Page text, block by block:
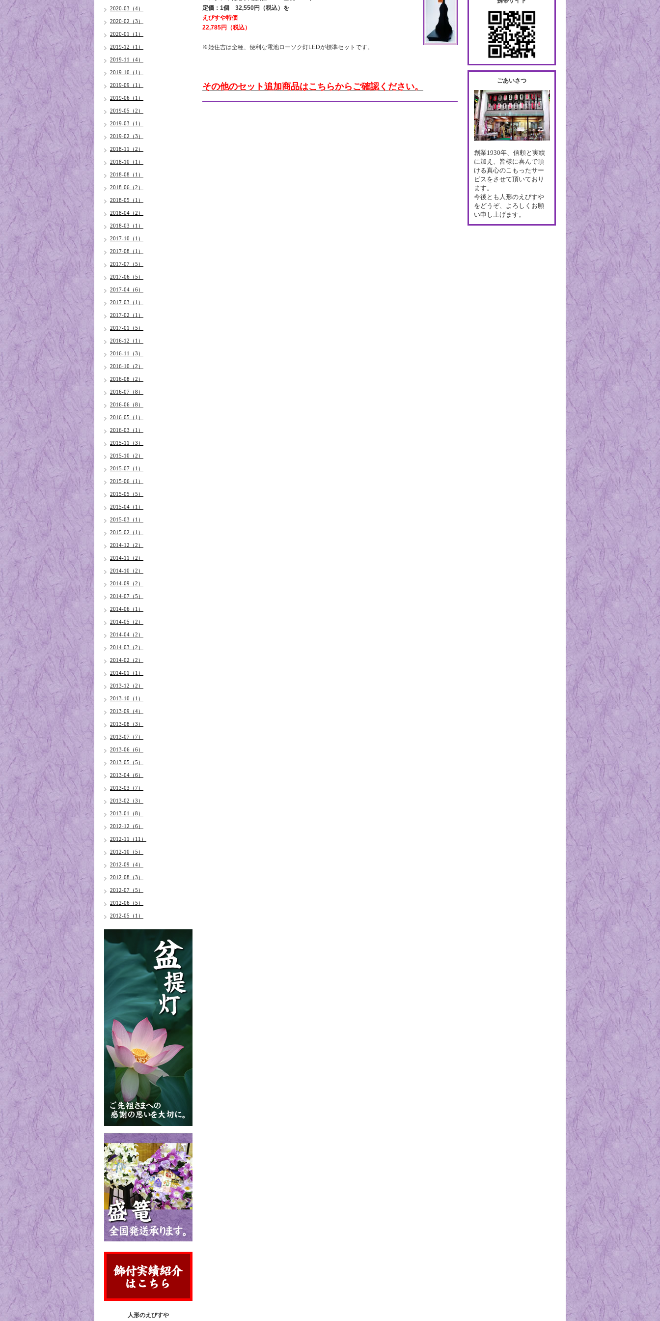
定価：1個 32,550円（税込）を
えびすや特価
22,785円（税込）
※姫住吉は全種、便利な電池ローソク灯LEDが標準セットです。
その他のセット追加商品はこちらからご確認ください。
2020-03（4）
2020-02（3）
2020-01（1）
2019-12（1）
2019-11（4）
2019-10（1）
2019-09（1）
2019-06（1）
2019-05（2）
2019-03（1）
2019-02（3）
2018-11（2）
2018-10（1）
2018-08（1）
2018-06（2）
2018-05（1）
2018-04（2）
2018-03（1）
2017-10（1）
2017-08（1）
2017-07（5）
2017-06（5）
2017-04（6）
2017-03（1）
2017-02（1）
2017-01（5）
2016-12（1）
2016-11（3）
2016-10（2）
2016-08（2）
2016-07（8）
2016-06（8）
2016-05（1）
2016-03（1）
2015-11（3）
2015-10（2）
2015-07（1）
2015-06（1）
2015-05（5）
2015-04（1）
2015-03（1）
2015-02（1）
2014-12（2）
2014-11（2）
2014-10（2）
2014-09（2）
2014-07（5）
2014-06（1）
2014-05（2）
2014-04（2）
2014-03（2）
2014-02（2）
2014-01（1）
2013-12（2）
2013-10（1）
2013-09（4）
2013-08（3）
2013-07（7）
2013-06（6）
2013-05（5）
2013-04（6）
2013-03（7）
2013-02（3）
2013-01（8）
2012-12（6）
2012-11（11）
2012-10（5）
2012-09（4）
2012-08（3）
2012-07（5）
2012-06（5）
2012-05（1）
人形のえびすや
ごあいさつ
創業1930年、信頼と実績
に加え、皆様に喜んで頂
ける真心のこもったサー
ビスをさせて頂いており
ます。
今後とも人形のえびすや
をどうぞ、よろしくお願
い申し上げます。